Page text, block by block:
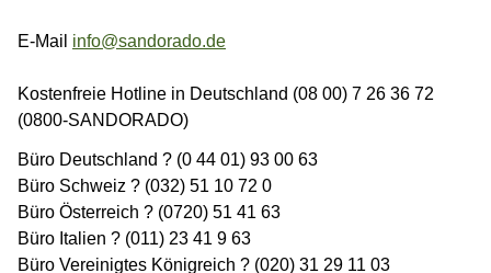
E-Mail info@sandorado.de
Kostenfreie Hotline in Deutschland (08 00) 7 26 36 72
(0800-SANDORADO)
Büro Deutschland ? (0 44 01) 93 00 63
Büro Schweiz ? (032) 51 10 72 0
Büro Österreich ? (0720) 51 41 63
Büro Italien ? (011) 23 41 9 63
Büro Vereinigtes Königreich ? (020) 31 29 11 03